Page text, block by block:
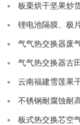
板栗烘干坚果炒
气气热交换器废
气气热交换器古
不锈钢耐腐蚀耐